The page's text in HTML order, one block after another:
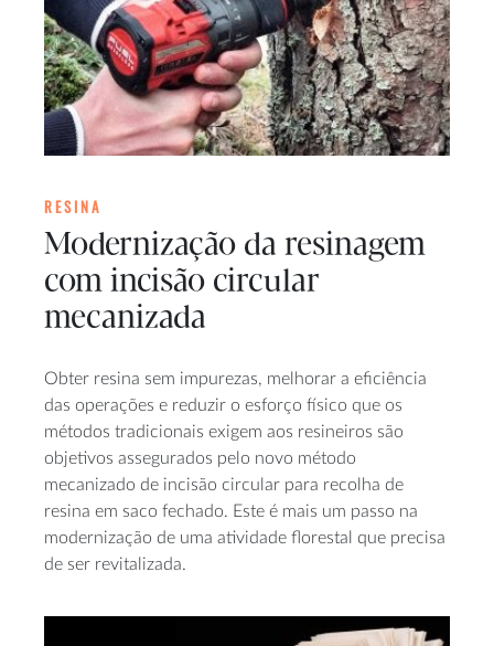
RESINA
Modernização da resinagem
com incisão circular
mecanizada
Obter resina sem impurezas, melhorar a eficiência
das operações e reduzir o esforço físico que os
métodos tradicionais exigem aos resineiros são
objetivos assegurados pelo novo método
mecanizado de incisão circular para recolha de
resina em saco fechado. Este é mais um passo na
modernização de uma atividade florestal que precisa
de ser revitalizada.